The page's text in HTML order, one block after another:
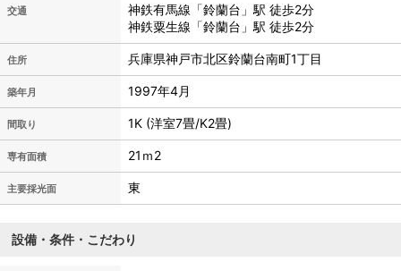
交通
神鉄有馬線「鈴蘭台」駅 徒歩2分
神鉄粟生線「鈴蘭台」駅 徒歩2分
住所 兵庫県神戸市北区鈴蘭台南町1丁目
築年月 1997年4月
間取り 1K (洋室7畳/K2畳)
専有面積 21ｍ2
主要採光面 東
設備・条件・こだわり